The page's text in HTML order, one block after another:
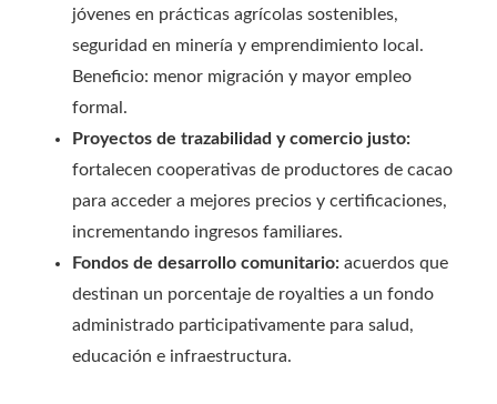
jóvenes en prácticas agrícolas sostenibles,
seguridad en minería y emprendimiento local.
Beneficio: menor migración y mayor empleo
formal.
Proyectos de trazabilidad y comercio justo:
fortalecen cooperativas de productores de cacao
para acceder a mejores precios y certificaciones,
incrementando ingresos familiares.
Fondos de desarrollo comunitario: acuerdos que
destinan un porcentaje de royalties a un fondo
administrado participativamente para salud,
educación e infraestructura.